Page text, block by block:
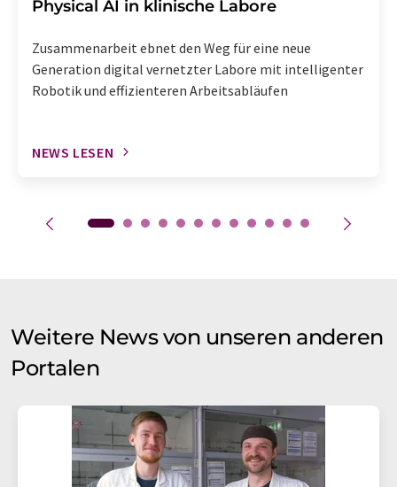
Physical AI in klinische Labore
Zusammenarbeit ebnet den Weg für eine neue
Generation digital vernetzter Labore mit intelligenter
Robotik und effizienteren Arbeitsabläufen
NEWS LESEN
Weitere News von unseren anderen
Portalen